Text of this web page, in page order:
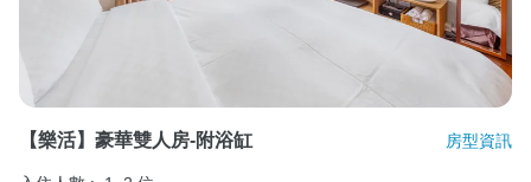
【樂活】豪華雙人房-附浴缸 房型資訊